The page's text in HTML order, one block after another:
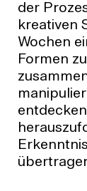
der
kreativen
Wochen
Formen